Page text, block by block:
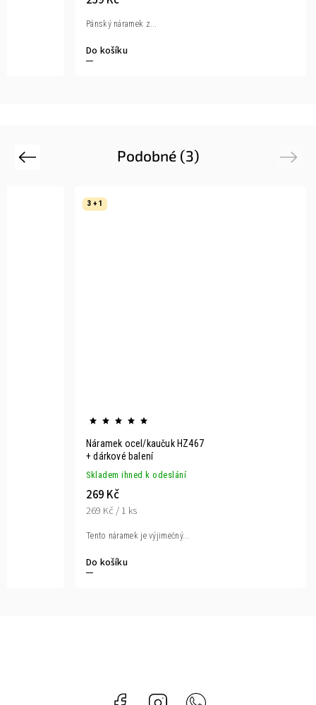
Do košíku
Pánský náramek z...
Podobné (3)
Previous
3 + 1
Náramek ocel/kaučuk HZ467
+ dárkové balení
Skladem ihned k odeslání
269 Kč
269 Kč / 1 ks
Do košíku
Tento náramek je výjimečný...
Next
Facebook Instagram